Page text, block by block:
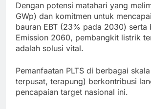
Dengan potensi matahari yang
GWp) dan komitmen untuk
bauran EBT (23% pada 2030) serta
Emission 2060, pembangkit listrik
adalah solusi vital.
Pemanfaatan PLTS di berbagai
terpusat, terapung) berkontribusi
pencapaian target nasional ini.